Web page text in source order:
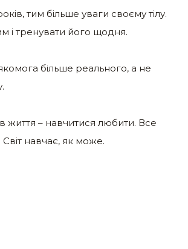
тим більше уваги своєму тілу.
і тренувати його щодня.
більше реального, а не
життя – навчитися любити. Все
навчає, як може.